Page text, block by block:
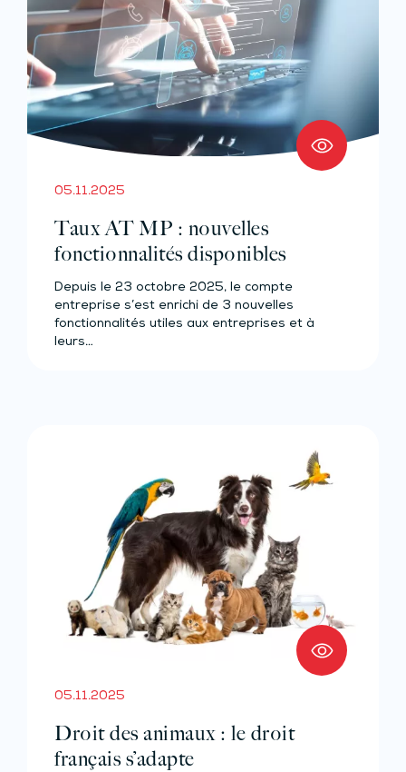
05.11.2025
Taux AT MP : nouvelles
fonctionnalités disponibles
Depuis le 23 octobre 2025, le compte
entreprise s’est enrichi de 3 nouvelles
fonctionnalités utiles aux entreprises et à
leurs…
05.11.2025
Droit des animaux : le droit
français s’adapte